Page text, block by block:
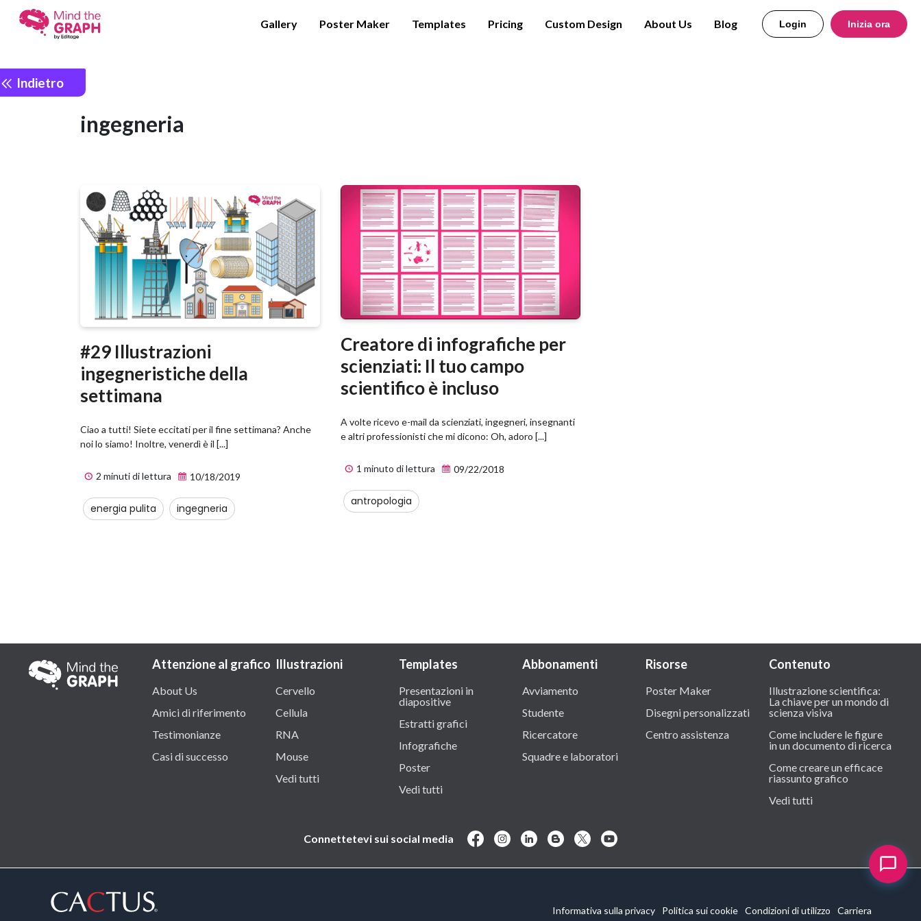
Gallery Poster Maker Templates Pricing Custom Design About Us Blog Login Inizia ora
Indietro
ingegneria
#29 Illustrazioni
ingegneristiche della
settimana
Ciao a tutti! Siete eccitati per il fine settimana? Anche
noi lo siamo! Inoltre, venerdì è il [...]
2 minuti di lettura 10/18/2019
energia pulita ingegneria
Creatore di infografiche per
scienziati: Il tuo campo
scientifico è incluso
A volte ricevo e-mail da scienziati, ingegneri, insegnanti
e altri professionisti che mi dicono: Oh, adoro [...]
1 minuto di lettura 09/22/2018
antropologia
Attenzione al grafico
About Us
Amici di riferimento
Testimonianze
Casi di successo
Illustrazioni
Cervello
Cellula
RNA
Mouse
Vedi tutti
Templates
Presentazioni in
diapositive
Estratti grafici
Infografiche
Poster
Vedi tutti
Abbonamenti
Avviamento
Studente
Ricercatore
Squadre e laboratori
Risorse
Poster Maker
Disegni personalizzati
Centro assistenza
Contenuto
Illustrazione scientifica:
La chiave per un mondo di
scienza visiva
Come includere le figure
in un documento di ricerca
Come creare un efficace
riassunto grafico
Vedi tutti
Connettetevi sui social media
Informativa sulla privacy Politica sui cookie Condizioni di utilizzo Carriera